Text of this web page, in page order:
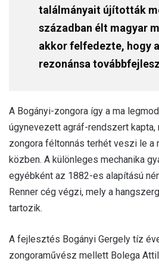
találmányait újították
században élt magyar
akkor felfedezte, hogy
rezonánsa
A Bogányi-zongora így a ma
úgynevezett agráf-rendszert
zongora féltonnás terhét veszi le a
közben. A különleges mechanika
egyébként az 1882-es alapítású
Renner cég végzi, mely a
tartozik.
A fejlesztés Bogányi Gergely tíz
zongoraművész mellett Bolega